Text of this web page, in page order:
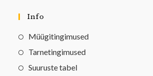
Info
Müügitingimused
Tarnetingimused
Suuruste tabel